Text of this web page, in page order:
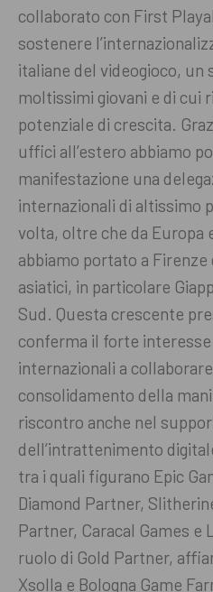
collaborato con First
sostenere
italiane del videogioco, un
moltissimi giovani e di cui
potenziale di crescita.
uffici all’estero abbiamo
manifestazione una
internazionali di altissimo
volta, oltre che da Europa
abbiamo portato a Firenze
asiatici, in particolare
Sud. Questa crescente
conferma il forte
internazionali a collaborare
consolidamento della
riscontro anche nel
dell’intrattenimento
tra i quali figurano Epic
Diamond Partner,
Partner, Caracal Games e
ruolo di Gold Partner,
Xsolla e Bologna Game